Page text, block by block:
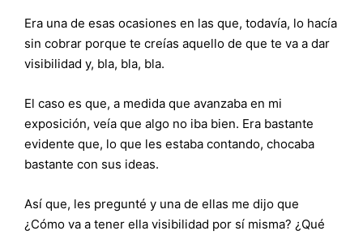
Era una de esas ocasiones en las que, todavía, lo hacía
sin cobrar porque te creías aquello de que te va a dar
visibilidad y, bla, bla, bla.
El caso es que, a medida que avanzaba en mi
exposición, veía que algo no iba bien. Era bastante
evidente que, lo que les estaba contando, chocaba
bastante con sus ideas.
Así que, les pregunté y una de ellas me dijo que
¿Cómo va a tener ella visibilidad por sí misma? ¿Qué